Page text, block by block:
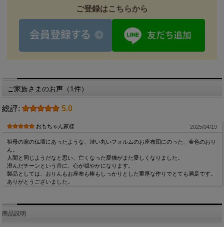
ご登録はこちらから
ご家族さまのお声（1件）
総評: 5.0
おもちゃん家様 2025/04/19
祖母の家の仏壇にあったような、渋い丸いフォルムのお座布団にのった、金色のおり
ん。
人間と同じようだなと思い、亡くなった愛猫がまた愛しくなりました。
澄んだチーンという音に、心が穏やかになります。
製品としては、おりんもお座布も棒もしっかりとした重厚な作りでとても満足です。
ありがとうございました。
商品説明